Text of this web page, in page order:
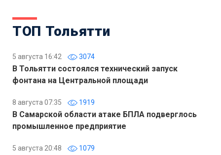
ТОП Тольятти
5 августа 16:42 3074
В Тольятти состоялся технический запуск
фонтана на Центральной площади
8 августа 07:35 1919
В Самарской области атаке БПЛА подверглось
промышленное предприятие
5 августа 20:48 1079